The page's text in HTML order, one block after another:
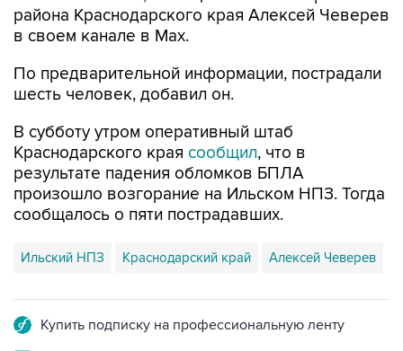
По предварительной информации, пострадали
В субботу утром оперативный штаб
результате падения обломков БПЛА
произошло возгорание на Ильском НПЗ. Тогда
сообщалось о пяти пострадавших.
Ильский НПЗ Краснодарский край Алексей Чеверев
Подписаться на рассылку главных новостей сайта